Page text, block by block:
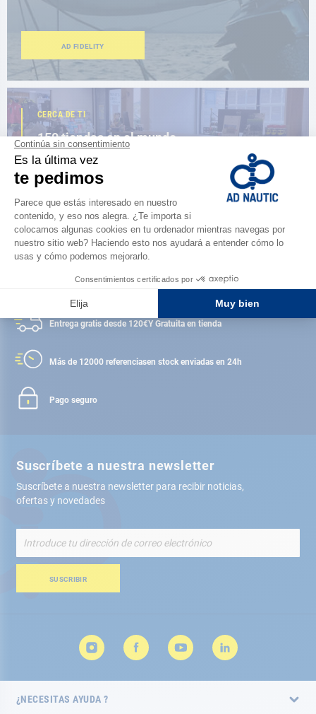
AD FIDELITY
CERCA DE TI
150 tiendas en el mundo,
la fuerza de una red
ENCUENTRA UNA TIENDA
Satisfecho o reembolsado
Entrega gratis desde 120€Y Gratuita en tienda
Más de 12000 referenciasen stock enviadas en 24h
Pago seguro
Suscríbete a nuestra newsletter
Suscríbete a nuestra newsletter para recibir noticias,
ofertas y novedades
nuestro
de
SUSCRIBIR
¿NECESITAS AYUDA ?